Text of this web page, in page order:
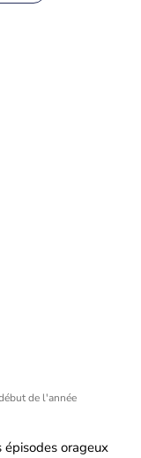
de l'année
épisodes orageux